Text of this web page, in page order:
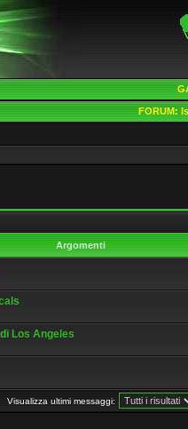
FORUM:
Argomenti
Los Angeles
Visualizza ultimi messaggi: